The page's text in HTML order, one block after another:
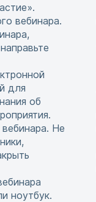
вебинара.
для
об
Не
ноутбук.